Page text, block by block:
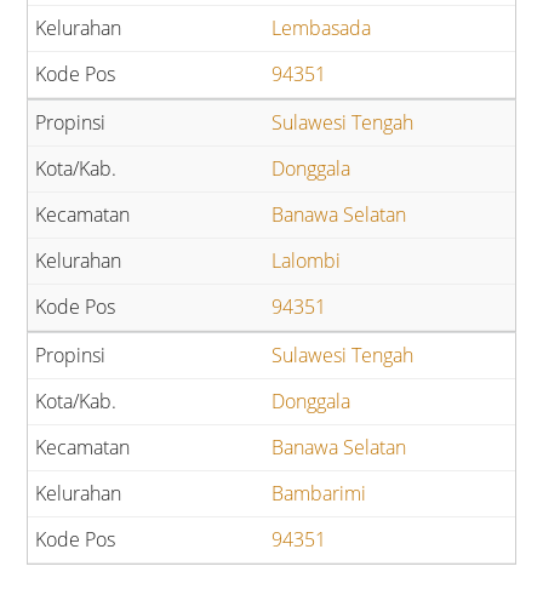
Lembasada
94351
Sulawesi Tengah
Donggala
Banawa Selatan
Lalombi
94351
Sulawesi Tengah
Donggala
Banawa Selatan
Bambarimi
94351